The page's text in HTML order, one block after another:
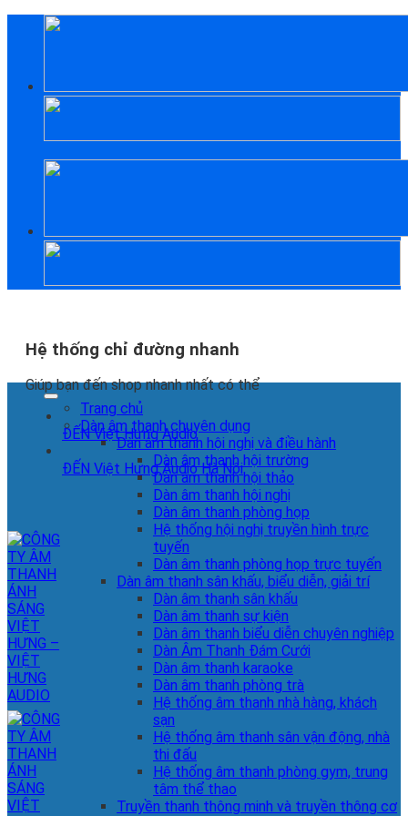
Hệ thống chỉ đường nhanh
Giúp bạn đến shop nhanh nhất có thể
ĐẾN Việt Hưng Audio
ĐẾN Việt Hưng Audio Hà Nội
Trang chủ
Dàn âm thanh chuyên dụng
Dàn âm thanh hội nghị và điều hành
Dàn âm thanh hội trường
Dàn âm thanh hội thảo
Dàn âm thanh hội nghị
Dàn âm thanh phòng họp
Hệ thống hội nghị truyền hình trực
tuyến
Dàn âm thanh phòng họp trực tuyến
Dàn âm thanh sân khấu, biểu diễn, giải trí
Dàn âm thanh sân khấu
Dàn âm thanh sự kiện
Dàn âm thanh biểu diễn chuyên nghiệp
Dàn Âm Thanh Đám Cưới
Dàn âm thanh karaoke
Dàn âm thanh phòng trà
Hệ thống âm thanh nhà hàng, khách
sạn
Hệ thống âm thanh sân vận động, nhà
thi đấu
Hệ thống âm thanh phòng gym, trung
tâm thể thao
Truyền thanh thông minh và truyền thông cơ